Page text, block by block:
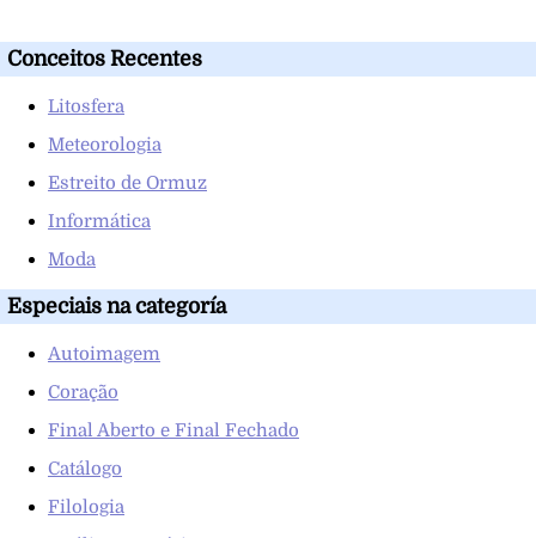
Conceitos Recentes
Litosfera
Meteorologia
Estreito de Ormuz
Informática
Moda
Especiais na categoría
Autoimagem
Coração
Final Aberto e Final Fechado
Catálogo
Filologia